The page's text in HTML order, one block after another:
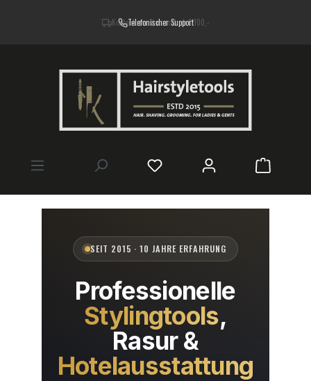
Kostenloser Versand ab € 100,-
SEIT 2015 · 10 JAHRE ERFAHRUNG
Professionelle
Stylingtools,
Rasur &
Hotelausstattung